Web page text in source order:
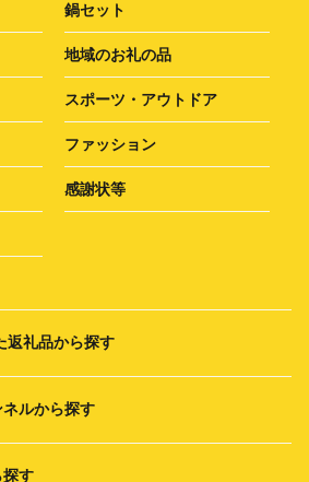
鍋セット
地域のお礼の品
スポーツ・アウトドア
ファッション
感謝状等
返礼品から探す
ルから探す
探す